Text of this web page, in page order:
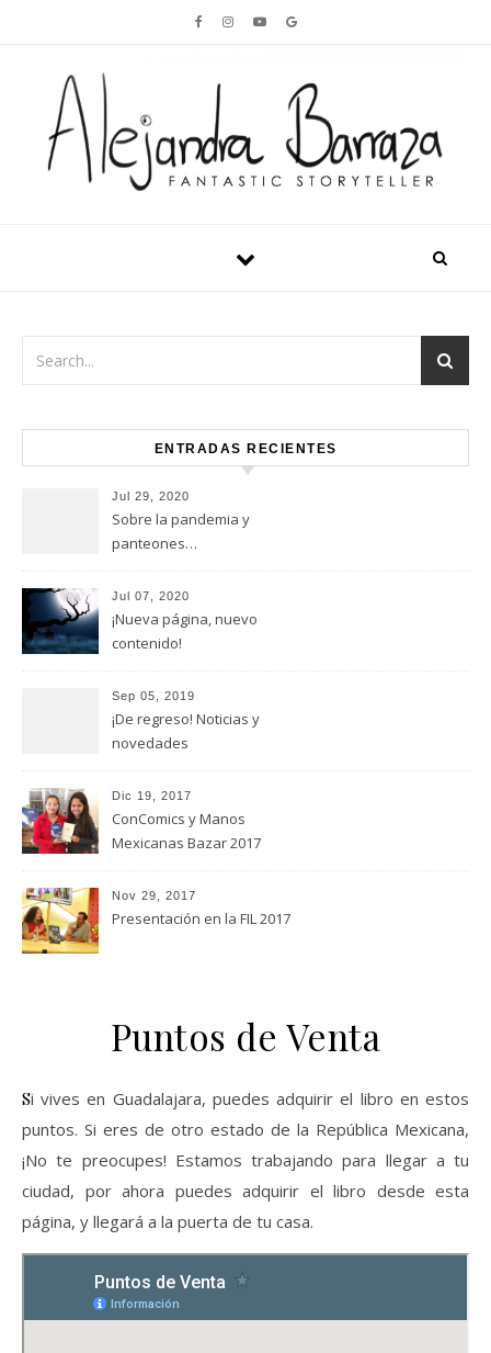
ENTRADAS RECIENTES
Jul 29, 2020
Sobre la pandemia y
panteones…
Jul 07, 2020
¡Nueva página, nuevo
contenido!
Sep 05, 2019
¡De regreso! Noticias y
novedades
Dic 19, 2017
ConComics y Manos
Mexicanas Bazar 2017
Nov 29, 2017
Presentación en la FIL 2017
Puntos de Venta
Si vives en Guadalajara, puedes adquirir el libro en estos
puntos. Si eres de otro estado de la República Mexicana,
¡No te preocupes! Estamos trabajando para llegar a tu
ciudad, por ahora puedes adquirir el libro desde esta
página, y llegará a la puerta de tu casa.